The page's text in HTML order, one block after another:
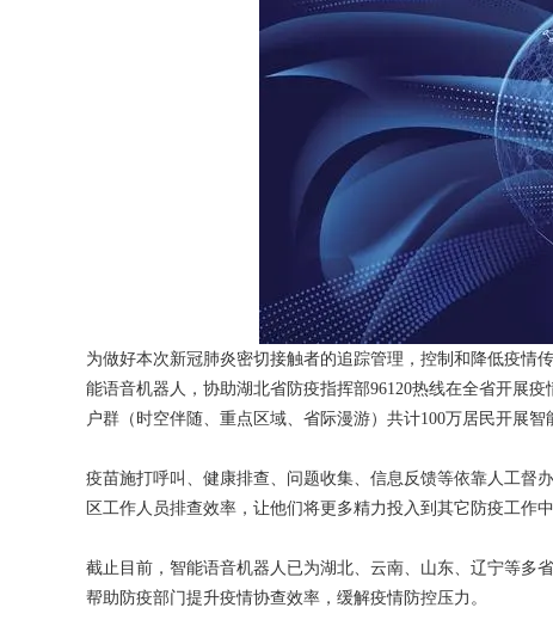
为做好本次新冠肺炎密切接触者的追踪管理，控制和降低疫情
能语音机器人，协助湖北省防疫指挥部96120热线在全省开展
户群（时空伴随、重点区域、省际漫游）共计100万居民开展智
疫苗施打呼叫、健康排查、问题收集、信息反馈等依靠人工督
区工作人员排查效率，让他们将更多精力投入到其它防疫工作中
截止目前，智能语音机器人已为湖北、云南、山东、辽宁等多
帮助防疫部门提升疫情协查效率，缓解疫情防控压力。
1万个想法不如1次的方案落地